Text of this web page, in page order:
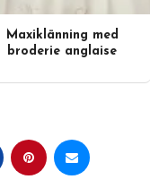
Maxiklänning med
broderie anglaise